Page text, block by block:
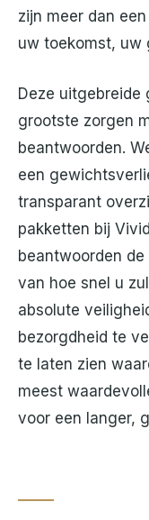
zijn meer dan
uw toekomst, uw
Deze uitgebreide
grootste zorgen
beantwoorden.
een
transparant
pakketten bij
beantwoorden
van hoe snel u
absolute
bezorgdheid te
te laten zien
meest
voor een langer,